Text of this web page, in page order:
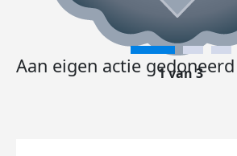
Aan eigen actie gedoneerd
1 van 3